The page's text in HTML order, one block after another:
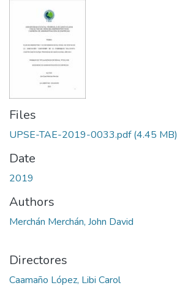
Files
UPSE-TAE-2019-0033.pdf(4.45 MB)
Date
2019
Authors
Merchán Merchán, John David
Directores
Caamaño López, Libi Carol